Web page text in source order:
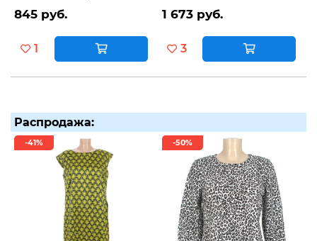
845 руб.
1
1 673 руб.
3
Распродажа:
-41% -50%